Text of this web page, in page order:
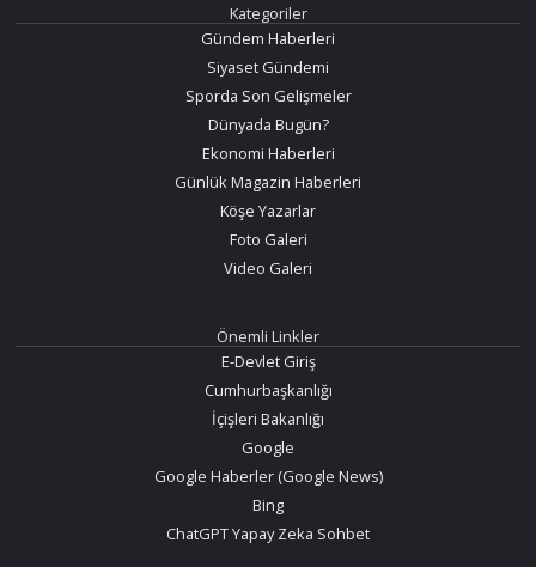
Kategoriler
Gündem Haberleri
Siyaset Gündemi
Sporda Son Gelişmeler
Dünyada Bugün?
Ekonomi Haberleri
Günlük Magazin Haberleri
Köşe Yazarlar
Foto Galeri
Video Galeri
Önemli Linkler
E-Devlet Giriş
Cumhurbaşkanlığı
İçişleri Bakanlığı
Google
Google Haberler (Google News)
Bing
ChatGPT Yapay Zeka Sohbet